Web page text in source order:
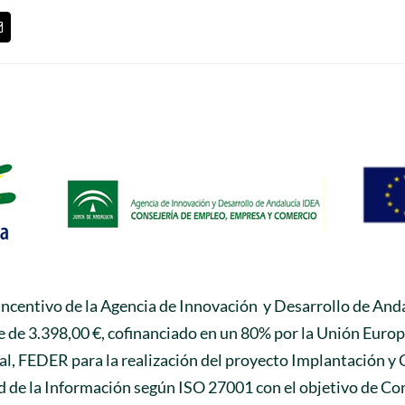
de la Agencia de Innovación y Desarrollo de
3.398,00 €, cofinanciado en un 80% por la Unión
FEDER para la realización del proyecto Implantación y
de la Información según ISO 27001 con el objetivo de